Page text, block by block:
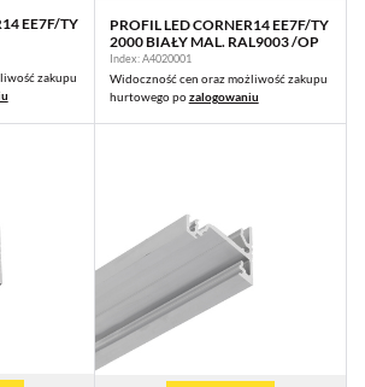
EE7F/TY
zakupu
PROFIL LED CORNER14 EE7F/TY
2000 BIAŁY MAL. RAL9003 /OP
Index: A4020001
Widoczność cen oraz możliwość zakupu
hurtowego pozalogowaniu